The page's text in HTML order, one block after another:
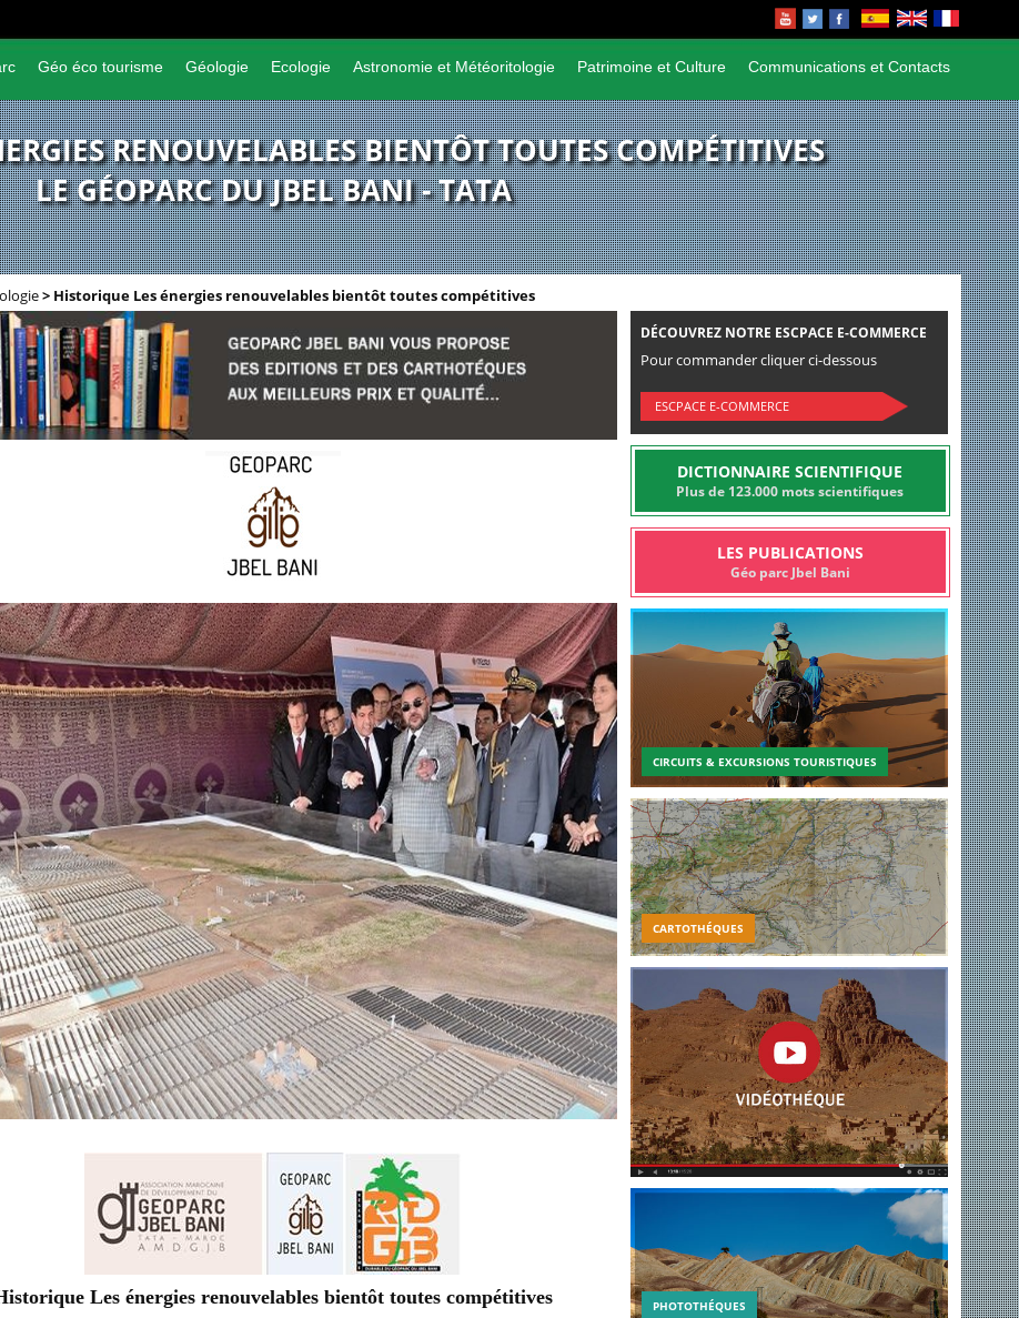
Géo éco tourisme Géologie Ecologie Astronomie et Météoritologie Patrimoine et Culture Communications et Contacts
RENOUVELABLES BIENTÔT TOUTES COMPÉTITIVES
LE GÉOPARC DU JBEL BANI - TATA
> Historique Les énergies renouvelables bientôt toutes compétitives
Les énergies renouvelables bientôt toutes compétitives
DÉCOUVREZ NOTRE ESCPACE E-COMMERCE
Pour commander cliquer ci-dessous
ESCPACE E-COMMERCE
DICTIONNAIRE SCIENTIFIQUE
Plus de 123.000 mots scientifiques
LES PUBLICATIONS
Géo parc Jbel Bani
CIRCUITS & EXCURSIONS TOURISTIQUES
CARTOTHÉQUES
PHOTOTHÉQUES